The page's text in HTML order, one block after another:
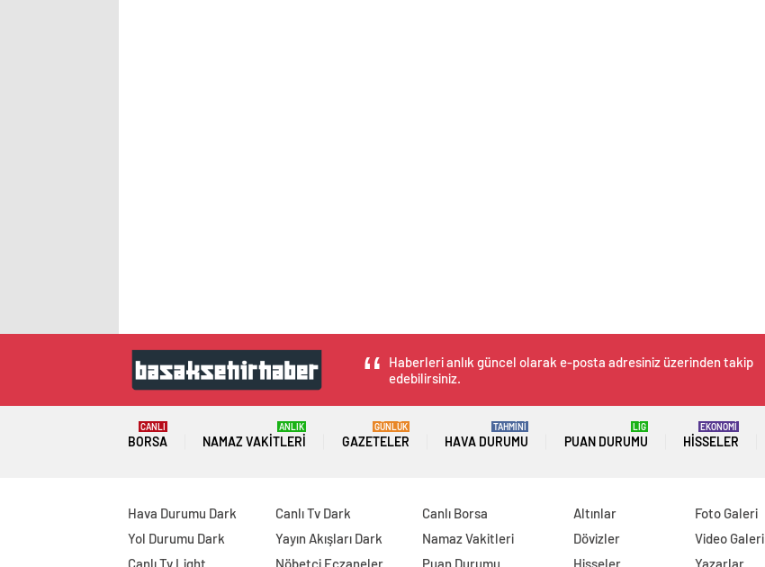
Haberleri anlık güncel olarak e-posta adresiniz üzerinden takip
edebilirsiniz.
BORSA
CANLI
NAMAZ VAKITLERI
ANLIK
GAZETELER
GÜNLÜK
HAVA DURUMU
TAHMİNİ
PUAN DURUMU
LİG
HISSELER
EKONOMİ
Hava Durumu Dark
Yol Durumu Dark
Canlı Tv Light
Canlı Tv Dark
Yayın Akışları Dark
Nöbetçi Eczaneler
Canlı Borsa
Namaz Vakitleri
Puan Durumu
Altınlar
Dövizler
Hisseler
Foto Galeri
Video Galeri
Yazarlar